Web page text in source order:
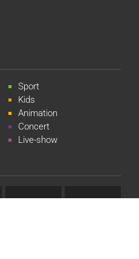
Sport
Kids
Animation
Concert
Live-show